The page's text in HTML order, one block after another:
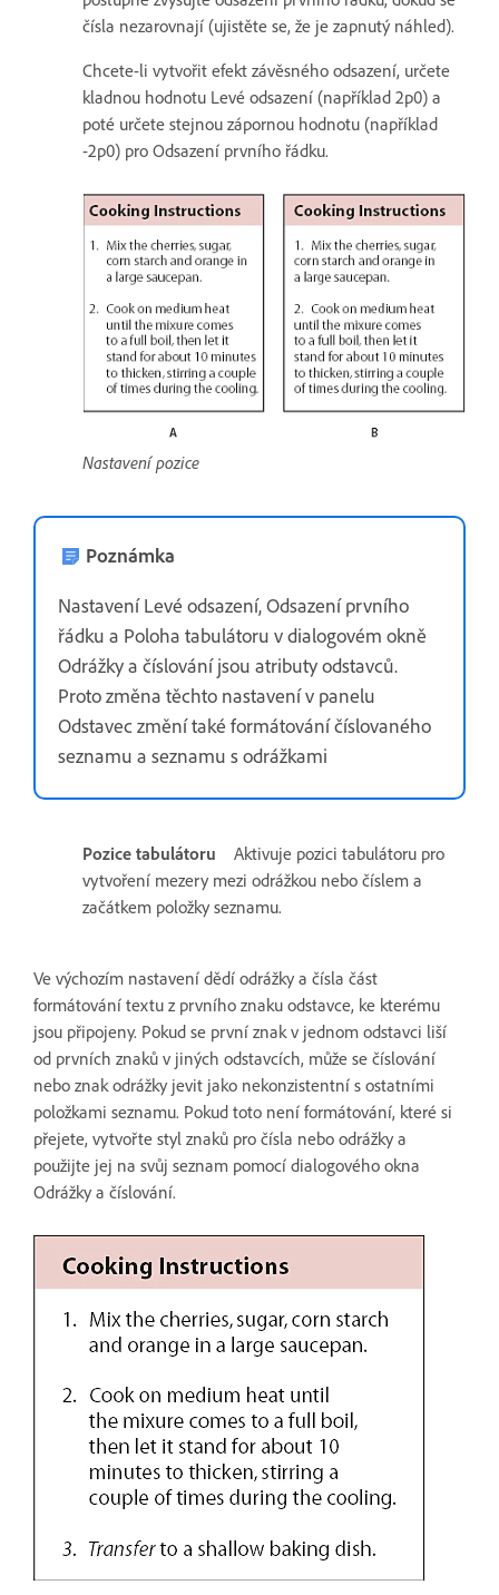
čísla nezarovnají (ujistěte se, že je zapnutý náhled).
Chcete-li vytvořit efekt závěsného odsazení, určete
kladnou hodnotu Levé odsazení (například 2p0) a
poté určete stejnou zápornou hodnotu (například
-2p0) pro Odsazení prvního řádku.
Nastavení pozice
Poznámka
Nastavení Levé odsazení, Odsazení prvního
řádku a Poloha tabulátoru v dialogovém okně
Odrážky a číslování jsou atributy odstavců.
Proto změna těchto nastavení v panelu
Odstavec změní také formátování číslovaného
seznamu a seznamu s odrážkami
Pozice tabulátoru
Aktivuje pozici tabulátoru pro
vytvoření mezery mezi odrážkou nebo číslem a
začátkem položky seznamu.
Ve výchozím nastavení dědí odrážky a čísla část
formátování textu z prvního znaku odstavce, ke kterému
jsou připojeny. Pokud se první znak v jednom odstavci liší
od prvních znaků v jiných odstavcích, může se číslování
nebo znak odrážky jevit jako nekonzistentní s ostatními
položkami seznamu. Pokud toto není formátování, které si
přejete, vytvořte styl znaků pro čísla nebo odrážky a
použijte jej na svůj seznam pomocí dialogového okna
Odrážky a číslování.